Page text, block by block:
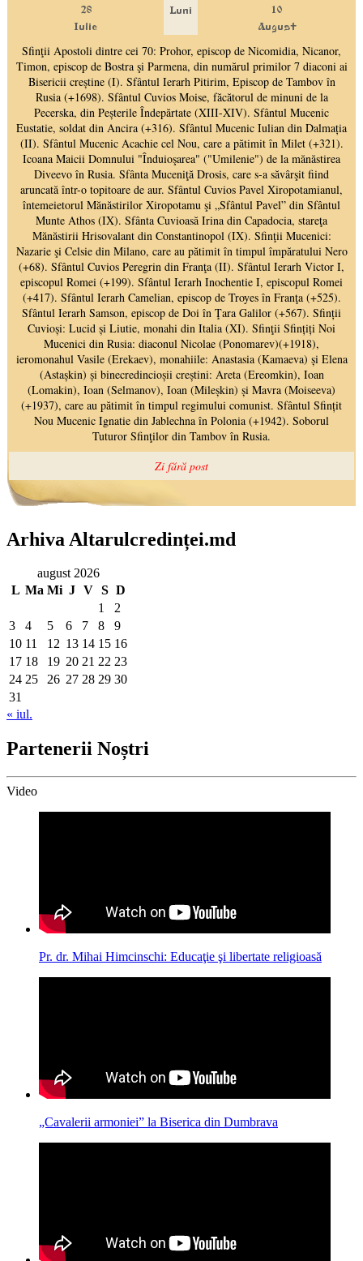
Arhiva Altarulcredinței.md
august 2026
L Ma Mi J V S D
1
2
3
4 5 6 7 8
9
10 11 12 13 14 15 16
17 18 19 20 21 22 23
24 25 26 27 28 29 30
31
« iul.
Partenerii Noștri
Video
Pr. dr. Mihai Himcinschi: Educaţie şi libertate religioasă
„Cavalerii armoniei” la Biserica din Dumbrava